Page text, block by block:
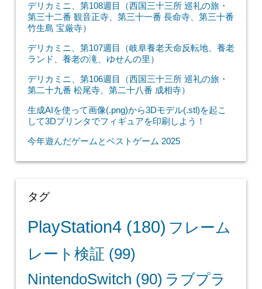
デリカミニ、第108週目（西国三十三所 巡礼の旅・
第三十二番 観音正寺、第三十一番 長命寺、第三十番
竹生島 宝厳寺）
デリカミニ、第107週目（岐阜養老天命反転地、養老
ランド、養老の滝、ゆせんの里）
デリカミニ、第106週目（西国三十三所 巡礼の旅・
第二十九番 松尾寺、第二十八番 成相寺）
生成AIを使って画像(.png)から3Dモデル(.stl)を起こ
して3Dプリンタでフィギュアを印刷しよう！
今年遊んだゲームとベストゲーム 2025
タグ
PlayStation4(180) フレーム
レート検証 (99)
NintendoSwitch (90) ラブプラ